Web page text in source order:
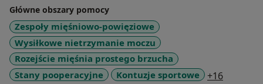
W swojej pracy szczególnie pracuje z technikami
powięziowymi, masażem tkanek głębokich, terapią
punktów spustowych, treningiem medycznym oraz
funkcjonalnym, a także kinezjotapingiem. Dodatkowo
w gabinecie wykorzystuję technologię INDIBA.
Główne obszary pomocy
Zespoły mięśniowo-powięziowe
Wysiłkowe nietrzymanie moczu
Rozejście mięśnia prostego brzucha
Stany pooperacyjne
Kontuzje sportowe +16